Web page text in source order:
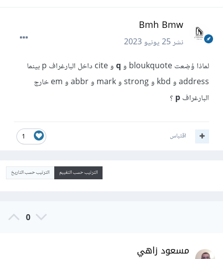
Bmh Bmw
نشر25 يونيو 2023
لماذا وُضِعت bloukquote و
q
و cite داخل البارغراف p بينما
address و kbd و strong و mark و abbr و em خارج
البارغرافp؟
1 اقتباس
الترتيب حسب التقييم الترتيب حسب التاريخ
0
مسعود زاهي